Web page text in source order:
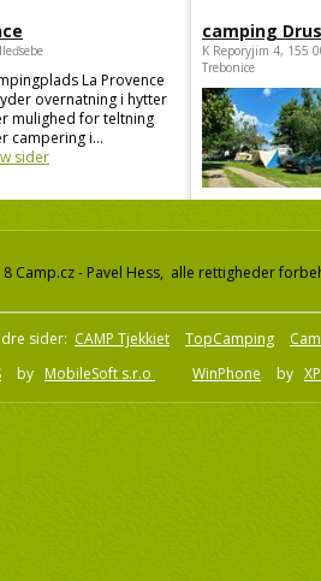
La Provence
overnatning i hytter
mulighed for teltning
campering i...
sider
camping
K Reporyjim 4, 155
Trebonice
Camp.cz - Pavel Hess, alle rettigheder
sider: CAMP Tjekkiet TopCamping
by MobileSoft s.r.o WinPhone by